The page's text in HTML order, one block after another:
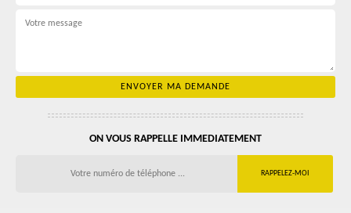
ON VOUS RAPPELLE IMMEDIATEMENT